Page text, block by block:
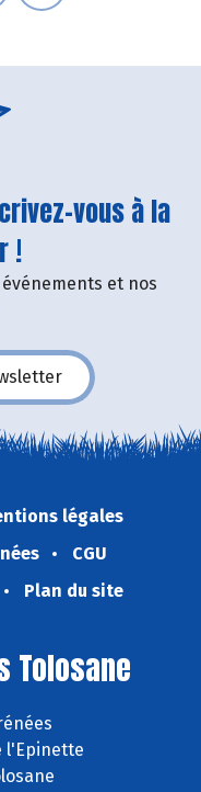
vous à la
!
et nos
légales
CGU
Plan du site
Tolosane
l'Epinette